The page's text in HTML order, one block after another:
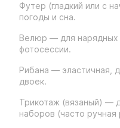
Футер (гладкий или с
погоды и сна.
Велюр — для нарядных
фотосессии.
Рибана — эластичная,
двоек.
Трикотаж (вязаный) —
наборов (часто ручная